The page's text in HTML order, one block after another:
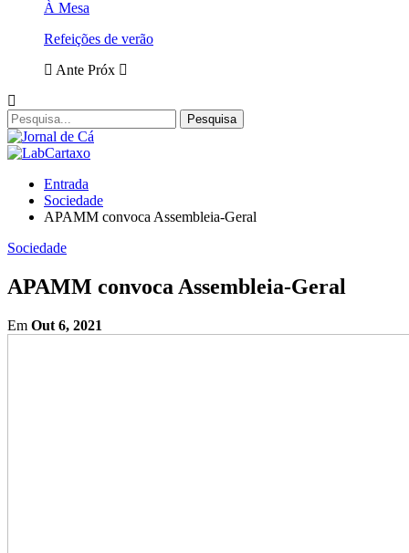
À Mesa
Refeições de verão
Ante Próx
Entrada
Sociedade
APAMM convoca Assembleia-Geral
Sociedade
APAMM convoca Assembleia-Geral
Em Out 6, 2021